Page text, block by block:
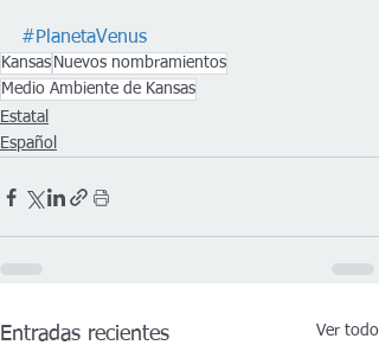
#PlanetaVenus
Kansas Nuevos nombramientos
Medio Ambiente de Kansas
Estatal
Español
Entradas recientes Ver todo